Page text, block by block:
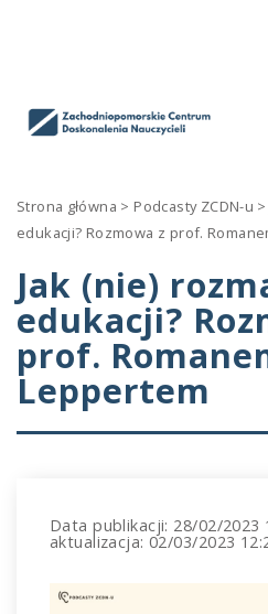
A-
Strona główna > Podcasty ZCDN-u >
edukacji? Rozmowa z prof.
Jak (nie)
edukacji?
prof.
Leppertem
Data publikacji: 28/02/2023
aktualizacja:02/03/2023